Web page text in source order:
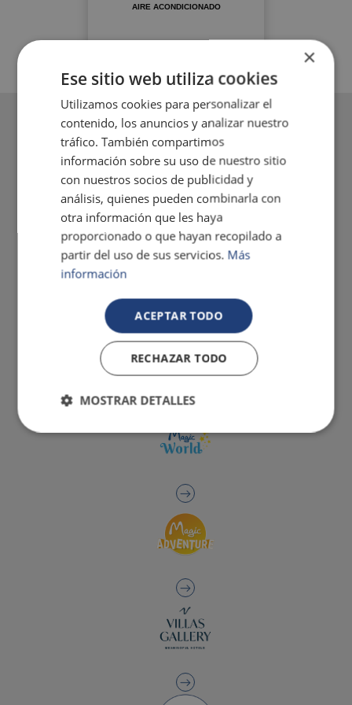
AIRE ACONDICIONADO
×
Ese sitio web utiliza cookies
Utilizamos cookies para personalizar el
contenido, los anuncios y analizar nuestro
tráfico. También compartimos
información sobre su uso de nuestro sitio
con nuestros socios de publicidad y
análisis, quienes pueden combinarla con
otra información que les haya
proporcionado o que hayan recopilado a
partir del uso de sus servicios. Más
información
ACEPTAR TODO
RECHAZAR TODO
MOSTRAR DETALLES